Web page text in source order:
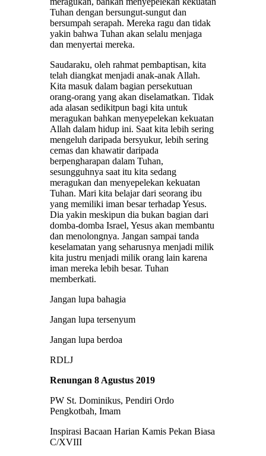
Tuhan dengan bersungut-sungut dan
bersumpah serapah. Mereka ragu dan tidak
yakin bahwa Tuhan akan selalu menjaga
dan menyertai mereka.
Saudaraku, oleh rahmat pembaptisan, kita
telah diangkat menjadi anak-anak Allah.
Kita masuk dalam bagian persekutuan
orang-orang yang akan diselamatkan. Tidak
ada alasan sedikitpun bagi kita untuk
meragukan bahkan menyepelekan kekuatan
Allah dalam hidup ini. Saat kita lebih sering
mengeluh daripada bersyukur, lebih sering
cemas dan khawatir daripada
berpengharapan dalam Tuhan,
sesungguhnya saat itu kita sedang
meragukan dan menyepelekan kekuatan
Tuhan. Mari kita belajar dari seorang ibu
yang memiliki iman besar terhadap Yesus.
Dia yakin meskipun dia bukan bagian dari
domba-domba Israel, Yesus akan membantu
dan menolongnya. Jangan sampai tanda
keselamatan yang seharusnya menjadi milik
kita justru menjadi milik orang lain karena
iman mereka lebih besar. Tuhan
memberkati.
Jangan lupa bahagia
Jangan lupa tersenyum
Jangan lupa berdoa
RDLJ
Renungan 8 Agustus 2019
PW St. Dominikus, Pendiri Ordo
Pengkotbah, Imam
Inspirasi Bacaan Harian Kamis Pekan Biasa
C/XVIII